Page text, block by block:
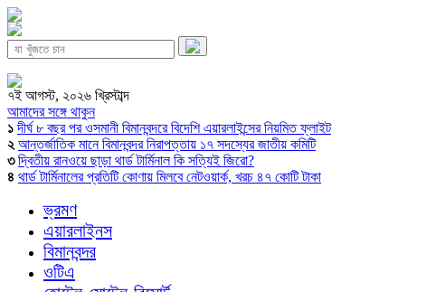
৭ই আগস্ট, ২০২৬ খ্রিস্টাব্দ
আমাদের সঙ্গে থাকুন
১ দীর্ঘ ৮ বছর পর ওসমানী বিমানবন্দরে বিদেশি এয়ারলাইন্সের নিয়মিত ফ্লাইট
২ আন্তর্জাতিক মানে বিমানবন্দর নিরাপত্তায় ১৭ সদস্যের জাতীয় কমিটি
৩ দ্বিতীয় রানওয়ে ছাড়া থার্ড টার্মিনাল কি সত্যিই জিরো?
৪ থার্ড টার্মিনালের প্রতিটি কোণায় মিলবে নেটওয়ার্ক, খরচ ৪৭ কোটি টাকা
ভ্রমণ
এয়ারলাইনস
বিমানবন্দর
ওটিএ